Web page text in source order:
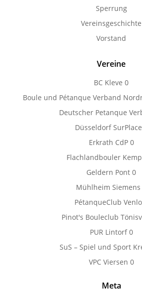
Sperrung
Vereinsgeschichte
Vorstand
Vereine
BC Kleve 0
Boule und Pétanque Verband
Deutscher Petanque
Düsseldorf SurPlace
Erkrath CdP0
Flachlandbouler
Geldern Pont 0
Mühlheim Siemens
PétanqueClub Venlo
Pinot's Bouleclub
PUR Lintorf0
SuS – Spiel und Sport
VPC Viersen 0
Meta